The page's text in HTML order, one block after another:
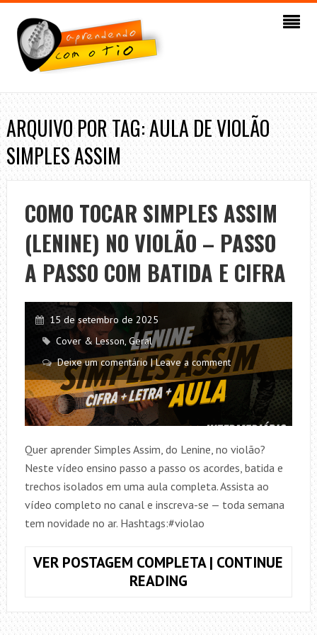
ARQUIVO POR TAG: AULA DE VIOLÃO
SIMPLES ASSIM
COMO TOCAR SIMPLES ASSIM
(LENINE) NO VIOLÃO – PASSO
A PASSO COM BATIDA E CIFRA
15 de setembro de 2025
Cover & Lesson, Geral
Deixe um comentário | Leave a comment
Quer aprender Simples Assim, do Lenine, no violão?
Neste vídeo ensino passo a passo os acordes, batida e
trechos isolados em uma aula completa. Assista ao
vídeo completo no canal e inscreva-se — toda semana
tem novidade no ar. Hashtags:#violao
VER POSTAGEM COMPLETA | CONTINUE
READINGCOMO
SIMPLES